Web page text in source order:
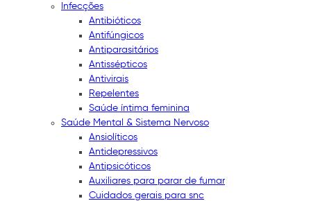
Infecções
Antibióticos
Antifúngicos
Antiparasitários
Antissépticos
Antivirais
Repelentes
Saúde íntima feminina
Saúde Mental & Sistema Nervoso
Ansiolíticos
Antidepressivos
Antipsicóticos
Auxiliares para parar de fumar
Cuidados gerais para snc